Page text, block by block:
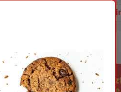
mit Kartoffeln,